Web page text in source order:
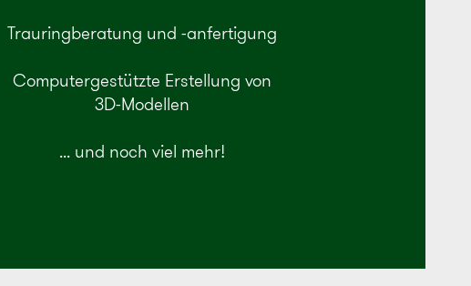
Trauringberatung und -anfertigung
Computergestützte Erstellung von
3D-Modellen
... und noch viel mehr!